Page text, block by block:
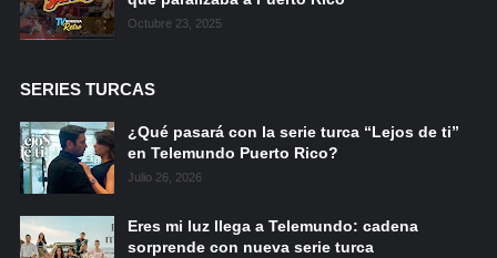
Octubre 23, 2025
SERIES TURCAS
¿Qué pasará con la serie turca “Lejos de ti”
en Telemundo Puerto Rico?
Julio 26, 2026
Eres mi luz llega a Telemundo: cadena
sorprende con nueva serie turca